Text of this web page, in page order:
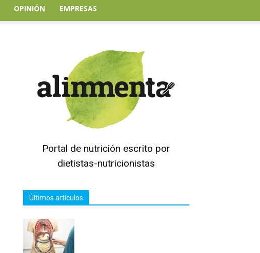
OPINIÓN EMPRESAS
Portal de nutrición escrito por
dietistas-nutricionistas
Últimos artículos